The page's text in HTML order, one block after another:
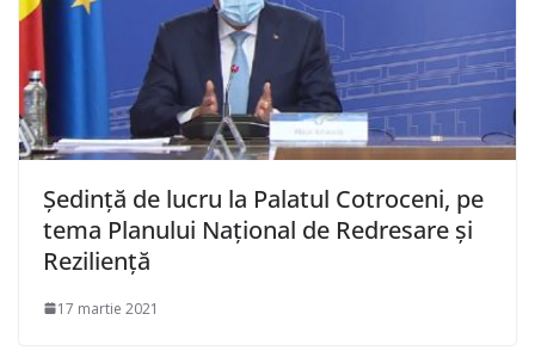
Şedinţă de lucru la Palatul Cotroceni, pe
tema Planului Naţional de Redresare şi
Rezilienţă
17 martie 2021